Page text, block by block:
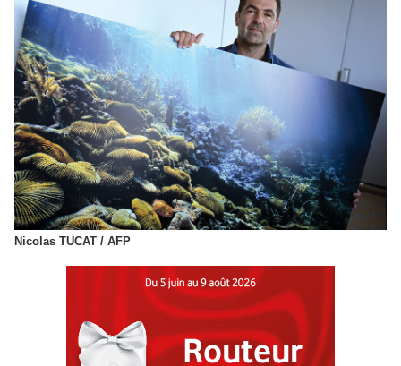
Nicolas TUCAT / AFP